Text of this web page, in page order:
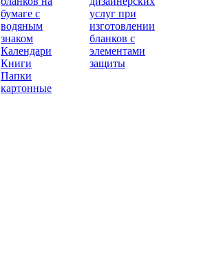
бумаге с
водяным
знаком
Календари
Книги
Папки
картонные
услуг при
изготовлении
бланков с
элементами
защиты